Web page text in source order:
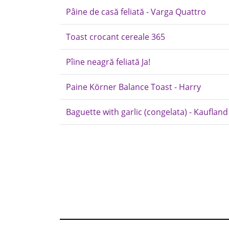
Pâine de casă feliată - Varga Quattro
Toast crocant cereale 365
Pîine neagră feliată Ja!
Paine Körner Balance Toast - Harry
Baguette with garlic (congelata) - Kaufland